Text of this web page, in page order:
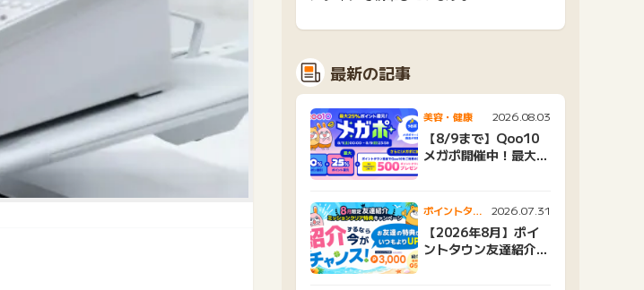
最新の記事
美容・健康 2026.08.03
【8/9まで】Qoo10
メガポ開催中！最大
ポイントタウ
ンニュース
2026.07.31
【2026年8月】ポイ
ントタウン友達紹介キ